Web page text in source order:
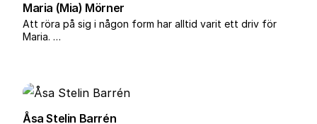
Maria (Mia) Mörner
Att röra på sig i någon form har alltid varit ett driv för
Maria. …
Åsa Stelin Barrén